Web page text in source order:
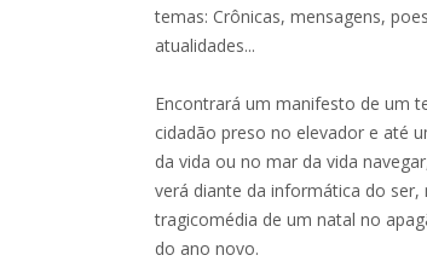
temas: Crônicas, mensagens,
atualidades...
Encontrará um manifesto de um
cidadão preso no elevador e até
da vida ou no mar da vida
verá diante da informática do
tragicomédia de um natal no
do ano novo.